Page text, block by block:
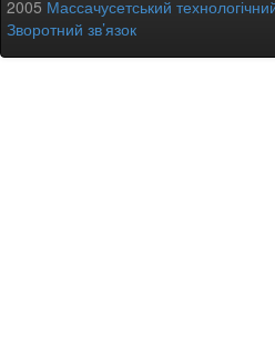
2005 Массачусетський
Зворотний зв’язок